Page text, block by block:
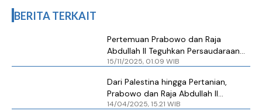
BERITA TERKAIT
Pertemuan Prabowo dan Raja
Abdullah II Teguhkan Persaudaraan
dan Kerja Sama RI-Yordania
15/11/2025, 01.09 WIB
Dari Palestina hingga Pertanian,
Prabowo dan Raja Abdullah II
Sepakat Tingkatkan Kerja Sama
14/04/2025, 15.21 WIB